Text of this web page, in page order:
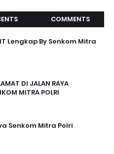
COMMENTS
Lengkap By Senkom Mitra
DI JALAN RAYA
MITRA POLRI
Senkom Mitra Polri